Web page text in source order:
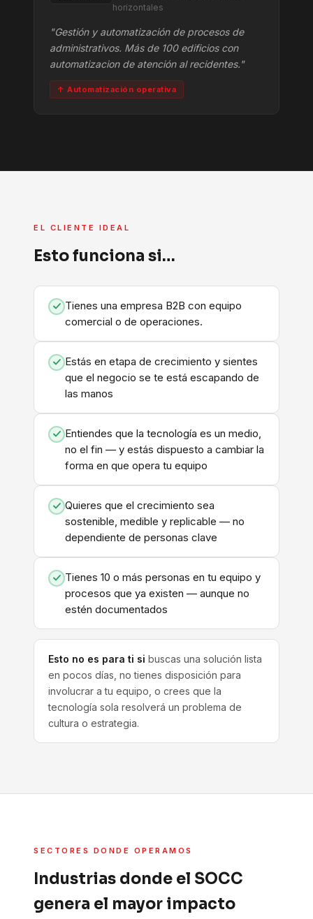
horizontales
"Gestión y automatización de procesos de
administrativos. Más de 100 edificios con
automatizacion de atención al recidentes."
↑ Automatización operativa
EL CLIENTE IDEAL
Esto funciona si…
Tienes una empresa B2B con equipo
comercial o de operaciones.
Estás en etapa de crecimiento y sientes
que el negocio se te está escapando de
las manos
Entiendes que la tecnología es un medio,
no el fin — y estás dispuesto a cambiar la
forma en que opera tu equipo
Quieres que el crecimiento sea
sostenible, medible y replicable — no
dependiente de personas clave
Tienes 10 o más personas en tu equipo y
procesos que ya existen — aunque no
estén documentados
Esto no es para ti si buscas una solución lista
en pocos días, no tienes disposición para
involucrar a tu equipo, o crees que la
tecnología sola resolverá un problema de
cultura o estrategia.
SECTORES DONDE OPERAMOS
Industrias donde el SOCC
genera el mayor impacto